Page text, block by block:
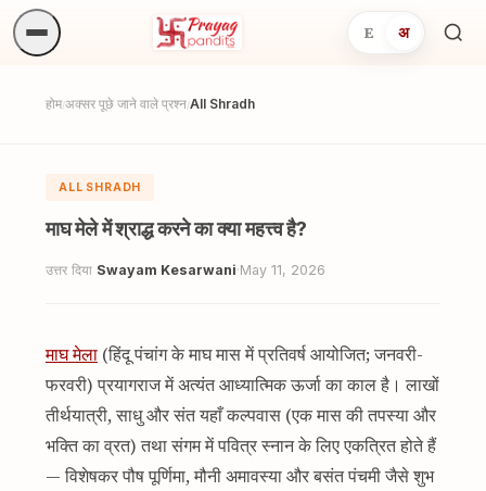
E अ
होम/अक्सर पूछे जाने वाले प्रश्न/All Shradh
ALL SHRADH
माघ मेले में श्राद्ध करने का क्या महत्त्व है?
उत्तर दिया Swayam Kesarwani·May 11, 2026
माघ मेला(हिंदू पंचांग के माघ मास में प्रतिवर्ष आयोजित; जनवरी-
फरवरी) प्रयागराज में अत्यंत आध्यात्मिक ऊर्जा का काल है। लाखों
तीर्थयात्री, साधु और संत यहाँ कल्पवास (एक मास की तपस्या और
भक्ति का व्रत) तथा संगम में पवित्र स्नान के लिए एकत्रित होते हैं
— विशेषकर पौष पूर्णिमा, मौनी अमावस्या और बसंत पंचमी जैसे शुभ